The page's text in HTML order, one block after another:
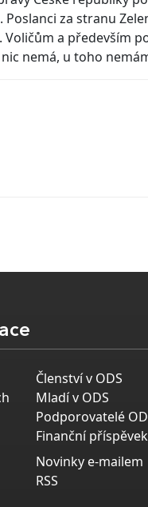
za stranu
a především
nemá, u toho
Členství v ODS
Mladí v ODS
Podporovatelé
Finanční příspěvek
Novinky e-mailem
RSS